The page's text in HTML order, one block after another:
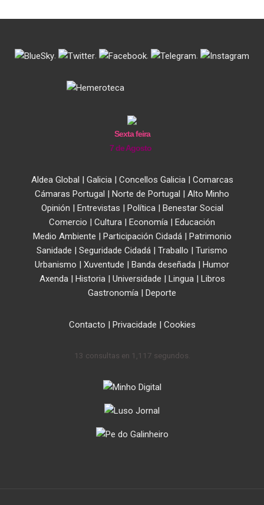
. . . .
Sexta feira
7 de Agosto
Aldea Global | Galicia| Concellos Galicia| Comarcas
Cámaras Portugal | Norte de Portugal | Alto Minho
Opinión | Entrevistas | Política| Benestar Social
Comercio | Cultura | Economía | Educación
Medio Ambiente | Participación Cidadá| Patrimonio
Sanidade | Seguridade Cidadá | Traballo | Turismo
Urbanismo | Xuventude | Banda deseñada | Humor
Axenda| Historia| Universidade | Lingua| Libros
Gastronomía | Deporte
Contacto | Privacidade | Cookies
13 consultas en 1,117 segundos.